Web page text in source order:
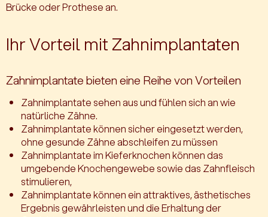
Brücke oder Prothese an.
Ihr Vorteil mit Zahnimplantaten
Zahnimplantate bieten eine Reihe von Vorteilen
Zahnimplantate sehen aus und fühlen sich an wie
natürliche Zähne.
Zahnimplantate können sicher eingesetzt werden,
ohne gesunde Zähne abschleifen zu müssen
Zahnimplantate im Kieferknochen können das
umgebende Knochengewebe sowie das Zahnfleisch
stimulieren,
Zahnimplantate können ein attraktives, ästhetisches
Ergebnis gewährleisten und die Erhaltung der